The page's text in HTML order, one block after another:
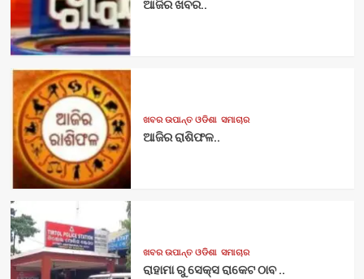
ଆଜିର ଖବର..
ଖବର ଉପାନ୍ତ ଓଡିଶା ସମାଚାର
ଆଜିର ରାଶିଫଳ..
ଖବର ଉପାନ୍ତ ଓଡିଶା ସମାଚାର
ରାହାମା ରୁ ସେକ୍ସ ରାକେଟ ଠାବ ..